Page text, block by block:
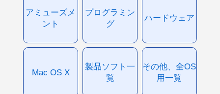
アミューズメ
ント
プログラミン
グ
ハードウェア
Mac OS X
製品ソフト一
覧
その他、全OS
用一覧